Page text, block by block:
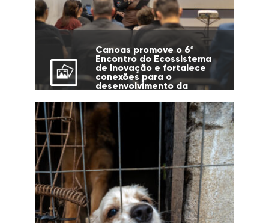
Canoas promove o 6º
Encontro do Ecossistema
de Inovação e fortalece
conexões para o
desenvolvimento da